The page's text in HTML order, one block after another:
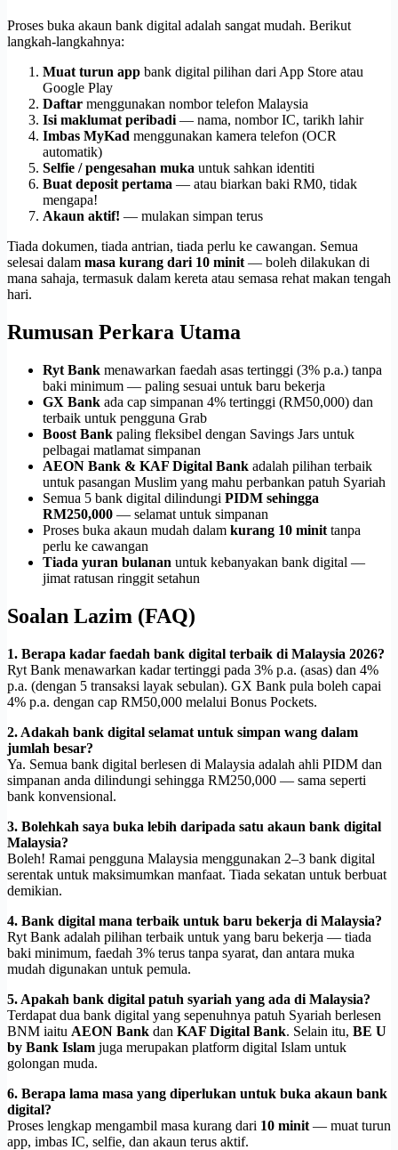
Proses buka akaun bank digital adalah sangat mudah. Berikut
langkah-langkahnya:
Muat turun app bank digital pilihan dari App Store atau
Google Play
Daftar menggunakan nombor telefon Malaysia
Isi maklumat peribadi — nama, nombor IC, tarikh lahir
Imbas MyKad menggunakan kamera telefon (OCR
automatik)
Selfie / pengesahan muka untuk sahkan identiti
Buat deposit pertama — atau biarkan baki RM0, tidak
mengapa!
Akaun aktif! — mulakan simpan terus
Tiada dokumen, tiada antrian, tiada perlu ke cawangan. Semua
selesai dalam masa kurang dari 10 minit — boleh dilakukan di
mana sahaja, termasuk dalam kereta atau semasa rehat makan tengah
hari.
Rumusan Perkara Utama
Ryt Bank menawarkan faedah asas tertinggi (3% p.a.) tanpa
baki minimum — paling sesuai untuk baru bekerja
GX Bank ada cap simpanan 4% tertinggi (RM50,000) dan
terbaik untuk pengguna Grab
Boost Bank paling fleksibel dengan Savings Jars untuk
pelbagai matlamat simpanan
AEON Bank & KAF Digital Bank adalah pilihan terbaik
untuk pasangan Muslim yang mahu perbankan patuh Syariah
Semua 5 bank digital dilindungi PIDM sehingga
RM250,000 — selamat untuk simpanan
Proses buka akaun mudah dalam kurang 10 minit tanpa
perlu ke cawangan
Tiada yuran bulanan untuk kebanyakan bank digital —
jimat ratusan ringgit setahun
Soalan Lazim (FAQ)
1. Berapa kadar faedah bank digital terbaik di Malaysia 2026?
Ryt Bank menawarkan kadar tertinggi pada 3% p.a. (asas) dan 4%
p.a. (dengan 5 transaksi layak sebulan). GX Bank pula boleh capai
4% p.a. dengan cap RM50,000 melalui Bonus Pockets.
2. Adakah bank digital selamat untuk simpan wang dalam
jumlah besar?
Ya. Semua bank digital berlesen di Malaysia adalah ahli PIDM dan
simpanan anda dilindungi sehingga RM250,000 — sama seperti
bank konvensional.
3. Bolehkah saya buka lebih daripada satu akaun bank digital
Malaysia?
Boleh! Ramai pengguna Malaysia menggunakan 2–3 bank digital
serentak untuk maksimumkan manfaat. Tiada sekatan untuk berbuat
demikian.
4. Bank digital mana terbaik untuk baru bekerja di Malaysia?
Ryt Bank adalah pilihan terbaik untuk yang baru bekerja — tiada
baki minimum, faedah 3% terus tanpa syarat, dan antara muka
mudah digunakan untuk pemula.
5. Apakah bank digital patuh syariah yang ada di Malaysia?
Terdapat dua bank digital yang sepenuhnya patuh Syariah berlesen
BNM iaitu AEON Bank dan KAF Digital Bank. Selain itu, BE U
by Bank Islam juga merupakan platform digital Islam untuk
golongan muda.
6. Berapa lama masa yang diperlukan untuk buka akaun bank
digital?
Proses lengkap mengambil masa kurang dari 10 minit — muat turun
app, imbas IC, selfie, dan akaun terus aktif.